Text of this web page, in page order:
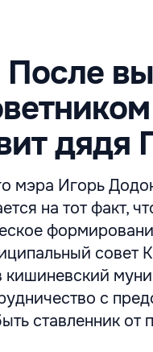
дядя
мэра Игорь
на тот факт,
совет
с
ставленник от